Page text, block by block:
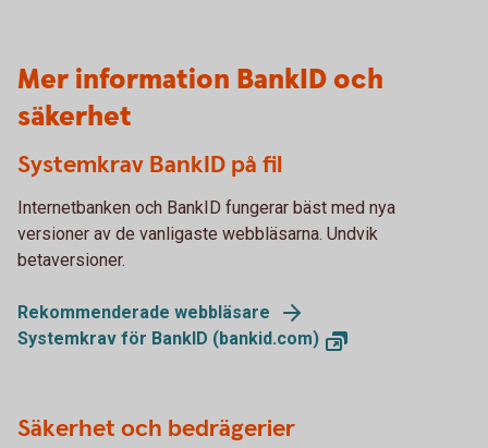
Mer information BankID och
säkerhet
Systemkrav BankID på fil
Internetbanken och BankID fungerar bäst med nya
versioner av de vanligaste webbläsarna. Undvik
betaversioner.
Rekommenderade webbläsare
Systemkrav för BankID (bankid.com)
Säkerhet och bedrägerier